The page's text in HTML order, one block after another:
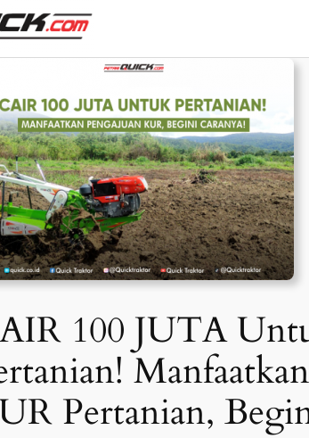
100 JUTA
Pertanian,